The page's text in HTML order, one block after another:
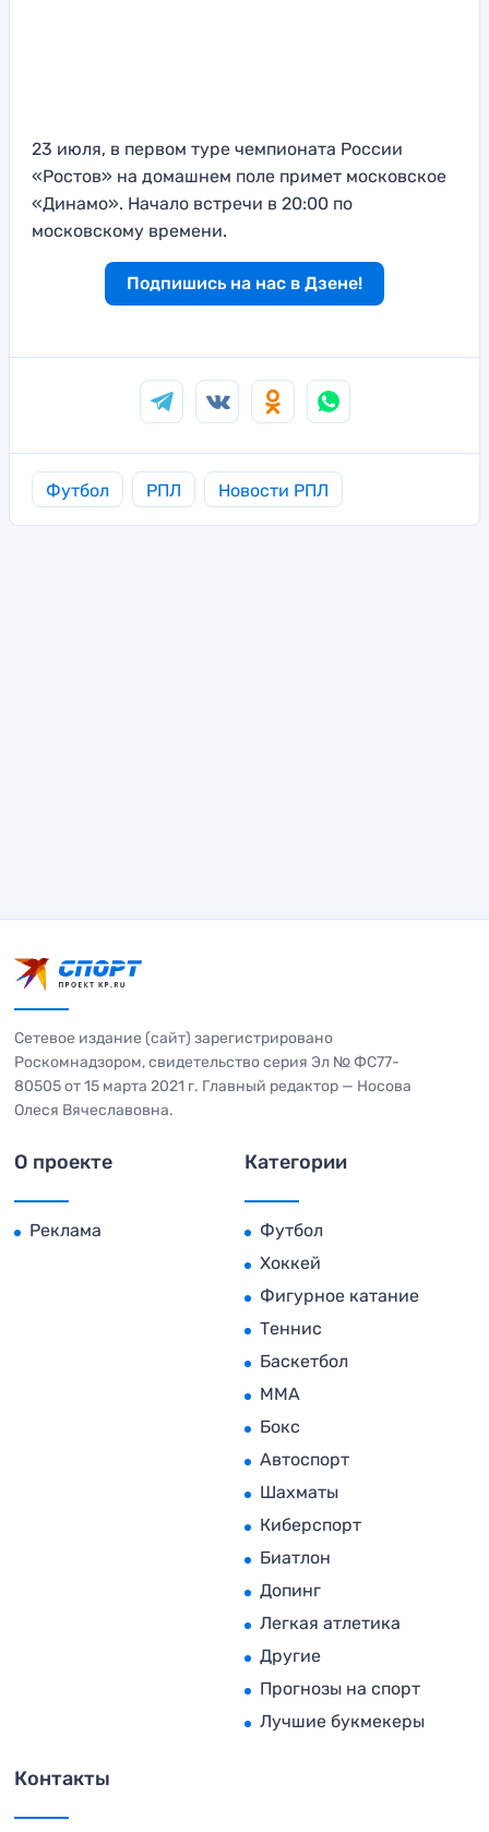
23 июля, в первом туре чемпионата России
«Ростов» на домашнем поле примет московское
«Динамо». Начало встречи в 20:00 по
московскому времени.
Подпишись на нас в Дзене!
Футбол РПЛ Новости РПЛ
Сетевое издание (сайт) зарегистрировано
Роскомнадзором, свидетельство серия Эл № ФС77-
80505 от 15 марта 2021 г. Главный редактор — Носова
Олеся Вячеславовна.
О проекте
Реклама
Категории
Футбол
Хоккей
Фигурное катание
Теннис
Баскетбол
MMA
Бокс
Автоспорт
Шахматы
Киберспорт
Биатлон
Допинг
Легкая атлетика
Другие
Прогнозы на спорт
Лучшие букмекеры
Контакты